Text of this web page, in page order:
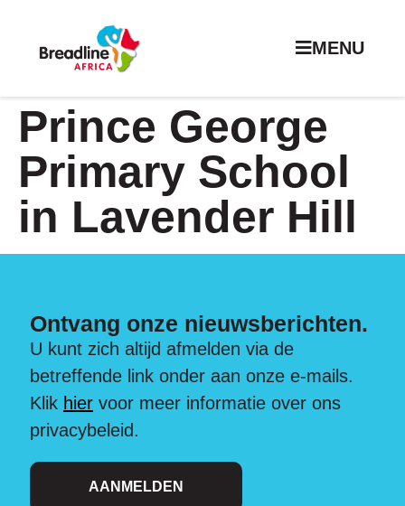
MENU
Prince George
Primary School
in Lavender Hill
Ontvang onze nieuwsberichten.
U kunt zich altijd afmelden via de
betreffende link onder aan onze e-mails.
Klik hier voor meer informatie over ons
privacybeleid.
AANMELDEN